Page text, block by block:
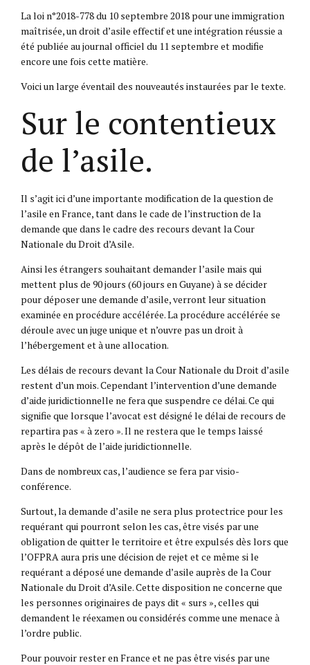
La loi n°2018-778 du 10 septembre 2018 pour une immigration
maîtrisée, un droit d’asile effectif et une intégration réussie a
été publiée au journal officiel du 11 septembre et modifie
encore une fois cette matière.
Voici un large éventail des nouveautés instaurées par le texte.
Sur le contentieux
de l’asile.
Il s’agit ici d’une importante modification de la question de
l’asile en France, tant dans le cade de l’instruction de la
demande que dans le cadre des recours devant la Cour
Nationale du Droit d’Asile.
Ainsi les étrangers souhaitant demander l’asile mais qui
mettent plus de 90 jours (60 jours en Guyane) à se décider
pour déposer une demande d’asile, verront leur situation
examinée en procédure accélérée. La procédure accélérée se
déroule avec un juge unique et n’ouvre pas un droit à
l’hébergement et à une allocation.
Les délais de recours devant la Cour Nationale du Droit d’asile
restent d’un mois. Cependant l’intervention d’une demande
d’aide juridictionnelle ne fera que suspendre ce délai. Ce qui
signifie que lorsque l’avocat est désigné le délai de recours de
repartira pas « à zero ». Il ne restera que le temps laissé
après le dépôt de l’aide juridictionnelle.
Dans de nombreux cas, l’audience se fera par visio-
conférence.
Surtout, la demande d’asile ne sera plus protectrice pour les
requérant qui pourront selon les cas, être visés par une
obligation de quitter le territoire et être expulsés dès lors que
l’OFPRA aura pris une décision de rejet et ce même si le
requérant a déposé une demande d’asile auprès de la Cour
Nationale du Droit d’Asile. Cette disposition ne concerne que
les personnes originaires de pays dit « surs », celles qui
demandent le réexamen ou considérés comme une menace à
l’ordre public.
Pour pouvoir rester en France et ne pas être visés par une